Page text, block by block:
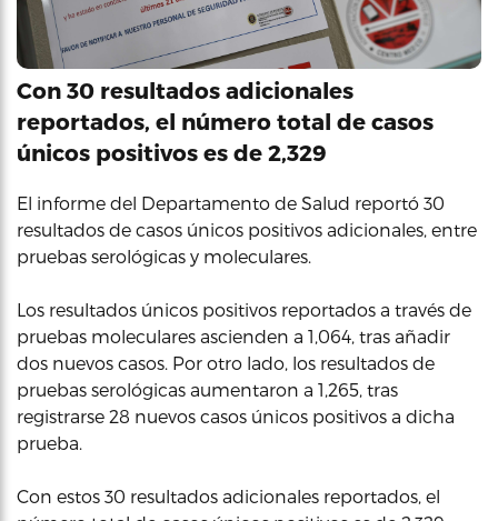
Con 30 resultados adicionales
reportados, el número total de casos
únicos positivos es de 2,329
El informe del Departamento de Salud reportó 30
resultados de casos únicos positivos adicionales, entre
pruebas serológicas y moleculares.
Los resultados únicos positivos reportados a través de
pruebas moleculares ascienden a 1,064, tras añadir
dos nuevos casos. Por otro lado, los resultados de
pruebas serológicas aumentaron a 1,265, tras
registrarse 28 nuevos casos únicos positivos a dicha
prueba.
Con estos 30 resultados adicionales reportados, el